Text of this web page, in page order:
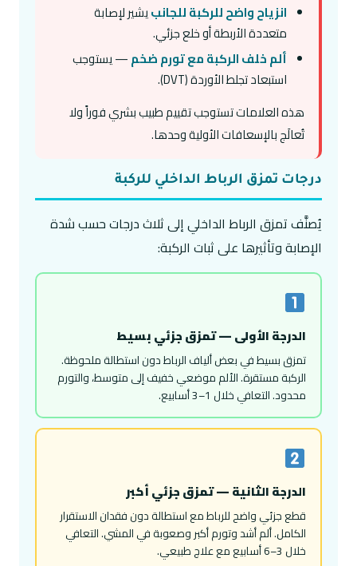
انزياح واضح للركبة للجانبيشير لإصابة
متعددة الأربطة أو خلع جزئي.
ألم خلف الركبة مع تورم ضخم— يستوجب
استبعاد تجلط الأوردة (DVT).
هذه العلامات تستوجب تقييم طبيب بشري فوراً ولا
تُعالَج بالإسعافات الأولية وحدها.
درجات تمزق الرباط الداخلي للركبة
يُصنَّف تمزق الرباط الداخلي إلى ثلاث درجات حسب شدة
الإصابة وتأثيرها على ثبات الركبة:
الدرجة الأولى — تمزق جزئي بسيط
تمزق بسيط في بعض ألياف الرباط دون استطالة ملحوظة.
الركبة مستقرة. الألم موضعي خفيف إلى متوسط، والتورم
محدود. التعافي خلال 1–3 أسابيع.
الدرجة الثانية — تمزق جزئي أكبر
قطع جزئي واضح للرباط مع استطالة دون فقدان الاستقرار
الكامل. ألم أشد وتورم أكبر وصعوبة في المشي. التعافي
خلال 3–6 أسابيع مع علاج طبيعي.